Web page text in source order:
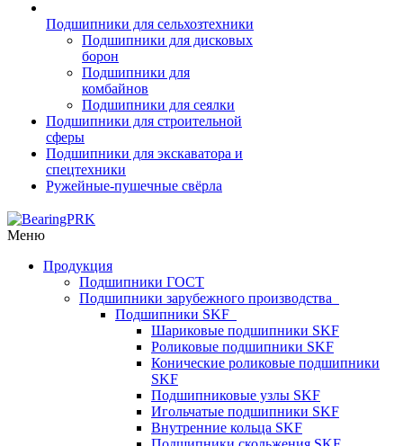
Подшипники для сельхозтехники
Подшипники для дисковых
борон
Подшипники для
комбайнов
Подшипники для сеялки
Подшипники для строительной
сферы
Подшипники для экскаватора и
спецтехники
Ружейные-пушечные свёрла
Меню
Продукция
Подшипники ГОСТ
Подшипники зарубежного производства
Подшипники SKF
Шариковые подшипники SKF
Роликовые подшипники SKF
Конические роликовые подшипники
SKF
Подшипниковые узлы SKF
Игольчатые подшипники SKF
Внутренние кольца SKF